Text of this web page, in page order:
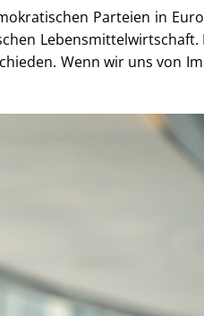
Parteien in
Wenn wir uns von